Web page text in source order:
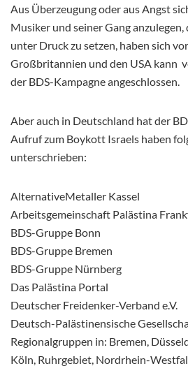
Aus Überzeugung oder aus Angst
Musiker und seiner Gang
unter Druck zu setzen, haben sich
Großbritannien und den USA kann
der BDS-Kampagne angeschlossen.
Aber auch in Deutschland hat der
Aufruf zum Boykott Israels haben
unterschrieben:
AlternativeMetaller Kassel
Arbeitsgemeinschaft Palästina
BDS-Gruppe Bonn
BDS-Gruppe Bremen
BDS-Gruppe Nürnberg
Das Palästina Portal
Deutscher Freidenker-Verband e.V.
Deutsch-Palästinensische
Regionalgruppen in: Bremen,
Köln, Ruhrgebiet, Nordrhein-